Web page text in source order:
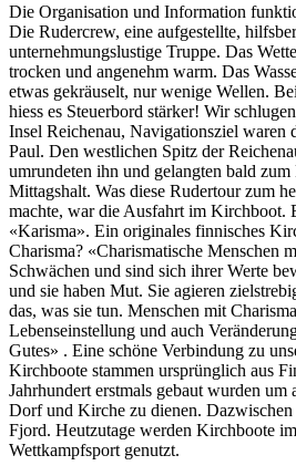
Die Organisation und Information
Die Rudercrew, eine aufgestellte,
unternehmungslustige Truppe. Das
trocken und angenehm warm. Das
etwas gekräuselt, nur wenige Wellen.
hiess es Steuerbord stärker! Wir
Insel Reichenau, Navigationsziel waren
Paul. Den westlichen Spitz der
umrundeten ihn und gelangten bald zum
Mittagshalt. Was diese Rudertour zum
machte, war die Ausfahrt im Kirchboot.
«Karisma». Ein originales finnisches
Charisma? «Charismatische Menschen
Schwächen und sind sich ihrer Werte
und sie haben Mut. Sie agieren
das, was sie tun. Menschen mit
Lebenseinstellung und auch
Gutes» . Eine schöne Verbindung zu
Kirchboote stammen ursprünglich aus
Jahrhundert erstmals gebaut wurden um
Dorf und Kirche zu dienen. Dazwischen
Fjord. Heutzutage werden Kirchboote
Wettkampfsport genutzt.